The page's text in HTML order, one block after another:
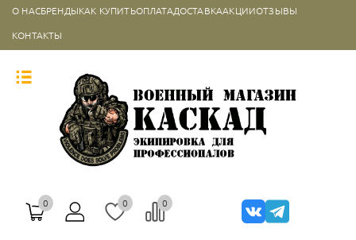
О НАСБРЕНДЫКАК КУПИТЬОПЛАТАДОСТАВКААКЦИИОТЗЫВЫ
КОНТАКТЫ
0 0 0